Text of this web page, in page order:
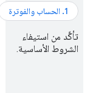
تأكَّد من استيفاء
الشروط الأساسية.